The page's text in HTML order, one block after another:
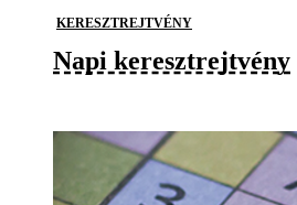
KERESZTREJTVÉNY
Napi keresztrejtvény